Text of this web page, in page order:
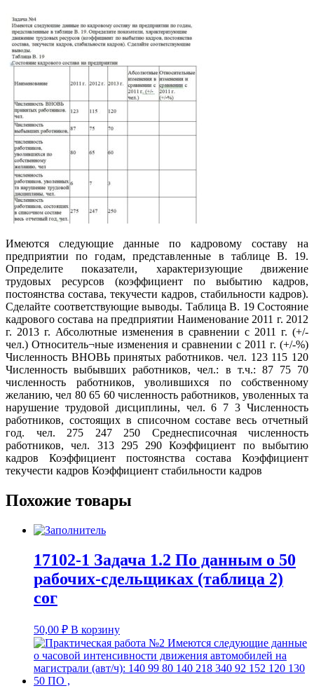
Имеются следующие данные по кадровому составу на
предприятии по годам, представленные в таблице В. 19.
Определите показатели, характеризующие движение
трудовых ресурсов (коэффициент по выбытию кадров,
постоянства состава, текучести кадров, стабильности кадров).
Сделайте соответствующие выводы. Таблица В. 19 Состояние
кадрового состава на предприятии Наименование 2011 г. 2012
г. 2013 г. Абсолютные изменения в сравнении с 2011 г. (+/-
чел.) Относитель¬ные изменения и сравнении с 2011 г. (+/-%)
Численность ВНОВЬ принятых работников. чел. 123 115 120
Численность выбывших работников, чел.: в т.ч.: 87 75 70
численность работников, уволившихся по собственному
желанию, чел 80 65 60 численность работников, уволенных та
нарушение трудовой дисциплины, чел. 6 7 3 Численность
работников, состоящих в списочном составе весь отчетный
год. чел. 275 247 250 Среднесписочная численность
работников, чел. 313 295 290 Коэффициент по выбытию
кадров Коэффициент постоянства состава Коэффициент
текучести кадров Коэффициент стабильности кадров
Похожие товары
17102-1 Задача 1.2 По данным о 50
рабочих-сдельщиках (таблица 2)
сог
50,00 ₽ В корзину